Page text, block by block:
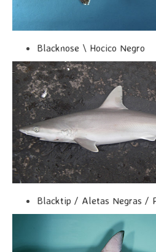
Blacknose \ Hocico Negro
Blacktip / Aletas Negras /